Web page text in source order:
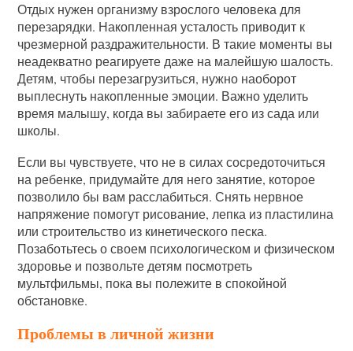
Отдых нужен организму взрослого человека для
перезарядки. Накопленная усталость приводит к
чрезмерной раздражительности. В такие моменты вы
неадекватно реагируете даже на малейшую шалость.
Детям, чтобы перезагрузиться, нужно наоборот
выплеснуть накопленные эмоции. Важно уделить
время малышу, когда вы забираете его из сада или
школы.
Если вы чувствуете, что не в силах сосредоточиться
на ребенке, придумайте для него занятие, которое
позволило бы вам расслабиться. Снять нервное
напряжение помогут рисование, лепка из пластилина
или строительство из кинетического песка.
Позаботьтесь о своем психологическом и физическом
здоровье и позвольте детям посмотреть
мультфильмы, пока вы полежите в спокойной
обстановке.
Проблемы в личной жизни